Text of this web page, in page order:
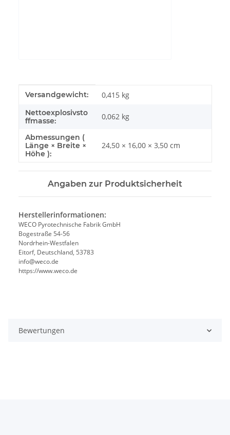
Produkteigenschaft
Wert
Versandgewicht: 0,415 kg
Nettoexplosivsto
ffmasse:
0,062 kg
Abmessungen (
Länge × Breite ×
Höhe ):
24,50 × 16,00 × 3,50 cm
Angaben zur Produktsicherheit
Herstellerinformationen:
WECO Pyrotechnische Fabrik GmbH
Bogestraße 54-56
Nordrhein-Westfalen
Eitorf, Deutschland, 53783
info@weco.de
https://www.weco.de
Bewertungen